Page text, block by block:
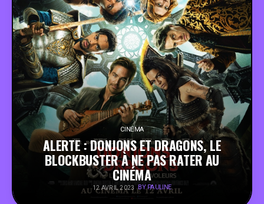
VINTAGE
PEOPLE
FOOD
BONS PLANS
SOUTENEZ KULTT
CINÉMA
ALERTE : DONJONS ET DRAGONS, LE
BLOCKBUSTER À NE PAS RATER AU
CINÉMA
12 AVRIL 2023 BY PAULINE